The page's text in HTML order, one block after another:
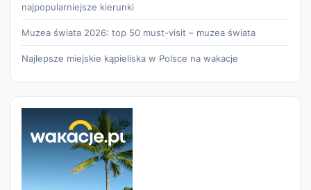
najpopularniejsze kierunki
Muzea świata 2026: top 50 must-visit – muzea świata
Najlepsze miejskie kąpieliska w Polsce na wakacje